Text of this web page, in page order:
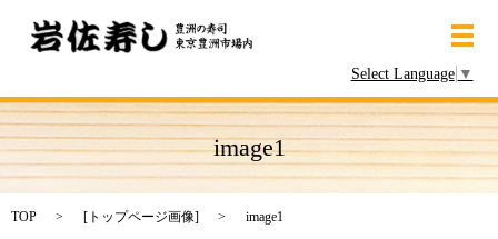
Select Language ▼
メ
image1
TOP [ トップページ画像] image1